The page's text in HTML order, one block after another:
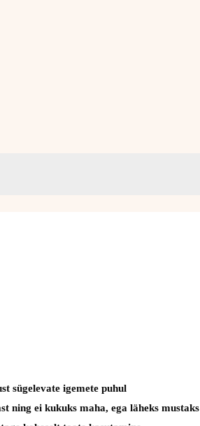
sügelevate igemete puhul
ning ei kukuks maha, ega läheks mustaks